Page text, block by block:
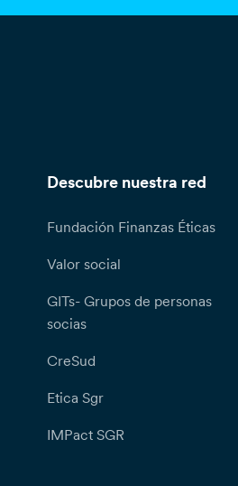
Descubre nuestra red
Fundación Finanzas Éticas
Valor social
GITs- Grupos de personas
socias
CreSud
Etica Sgr
IMPact SGR